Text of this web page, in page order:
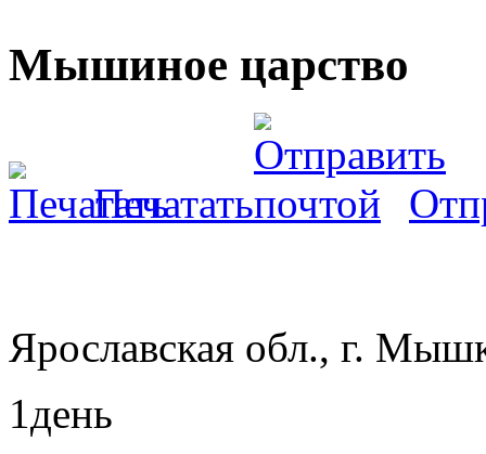
Мышиное царство
Печатать
Ярославская обл., г.
1день